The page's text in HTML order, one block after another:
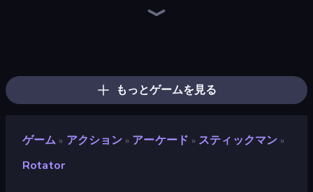
もっとゲームを見る
ゲーム » アクション » アーケード » スティックマン »
Rotator